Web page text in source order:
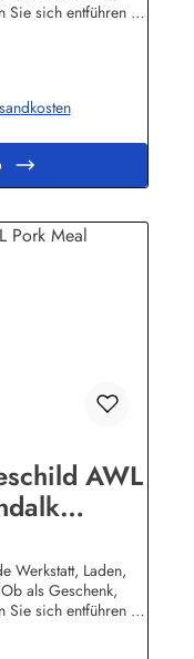
Sie sich entführen in
Erinnerung an
in Super-Qualität
gefertigt. Die
nur original
Markenartikel -
öffentlichen Verkauf
Winsen
AWL
Werkstatt, Laden,
als Geschenk,
Sie sich entführen in